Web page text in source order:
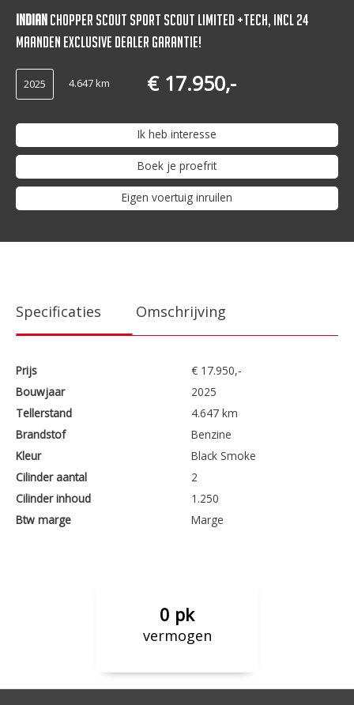
IndianChopper Scout Sport Scout Limited +Tech, Incl 24
maanden Exclusive Dealer Garantie!
2025 4.647 km € 17.950,-
Ik heb interesse
Boek je proefrit
Eigen voertuig inruilen
Specificaties Omschrijving
Prijs
€ 17.950,-
Bouwjaar
2025
Tellerstand
4.647 km
Brandstof
Benzine
Kleur
Black Smoke
Cilinder aantal
2
Cilinder inhoud
1.250
Btw marge
Marge
0 pk
vermogen